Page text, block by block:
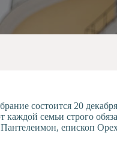
состоится 20
каждой семьи строго
епископ